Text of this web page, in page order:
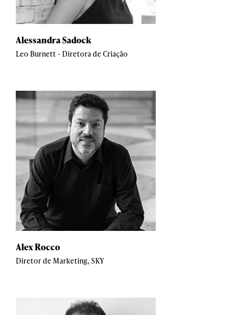
Alessandra Sadock
Leo Burnett - Diretora de Criação
Alex Rocco
Diretor de Marketing, SKY